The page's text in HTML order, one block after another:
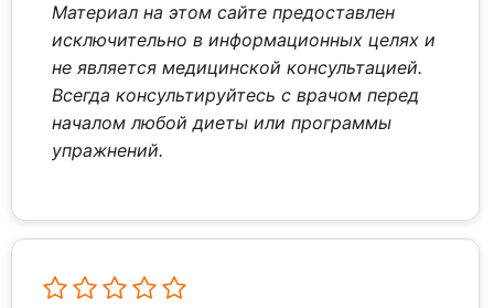
Материал на этом сайте предоставлен
исключительно в информационных целях и
не является медицинской консультацией.
Всегда консультируйтесь с врачом перед
началом любой диеты или программы
упражнений.